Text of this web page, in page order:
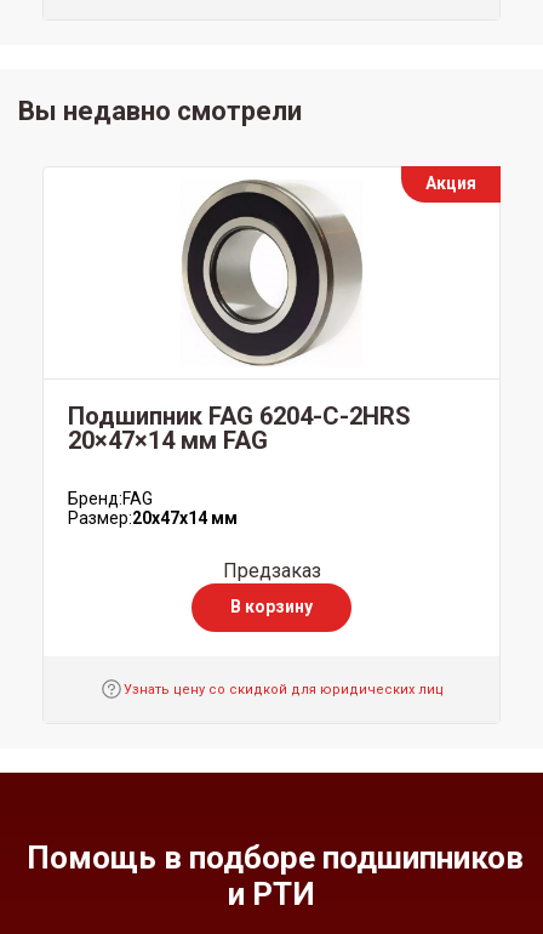
Вы недавно смотрели
Акция
Подшипник FAG 6204-С-2HRS
20×47×14 мм FAG
Бренд:FAG
Размер:20x47x14 мм
Предзаказ
В корзину
Узнать цену со скидкой для юридических лиц
Помощь в подборе подшипников
и РТИ